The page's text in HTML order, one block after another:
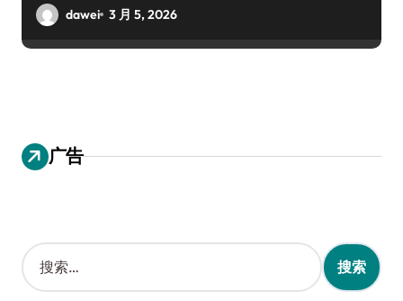
dawei 3 月 5, 2026
广告
搜
索
：